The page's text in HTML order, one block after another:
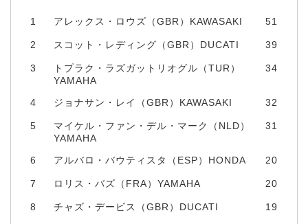
1 アレックス・ロウズ（GBR）KAWASAKI 51
2 スコット・レディング（GBR）DUCATI 39
3
トプラク・ラズガットリオグル（TUR）
YAMAHA
34
4 ジョナサン・レイ（GBR）KAWASAKI 32
5
マイケル・ファン・デル・マーク（NLD）
YAMAHA
31
6 アルバロ・バウティスタ（ESP）HONDA 20
7 ロリス・バズ（FRA）YAMAHA 20
8 チャズ・デービス（GBR）DUCATI 19